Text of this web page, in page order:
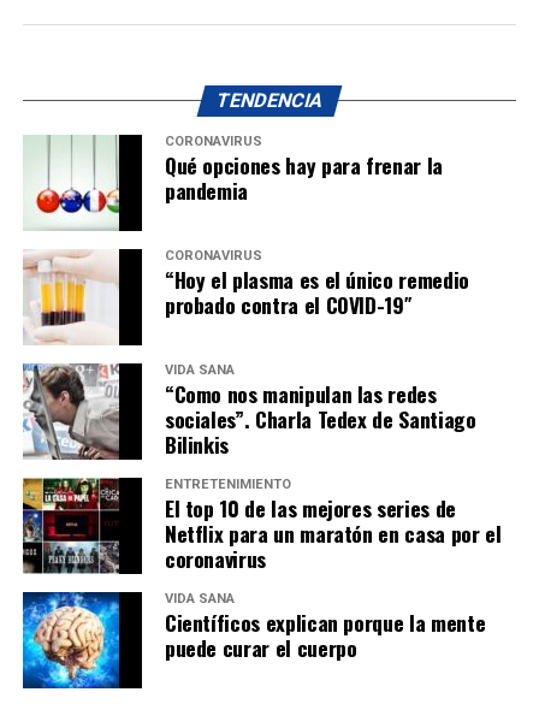
TENDENCIA
CORONAVIRUS
Qué opciones hay para frenar la
pandemia
CORONAVIRUS
“Hoy el plasma es el único remedio
probado contra el COVID-19″
VIDA SANA
“Como nos manipulan las redes
sociales”. Charla Tedex de Santiago
Bilinkis
ENTRETENIMIENTO
El top 10 de las mejores series de
Netflix para un maratón en casa por el
coronavirus
VIDA SANA
Científicos explican porque la mente
puede curar el cuerpo